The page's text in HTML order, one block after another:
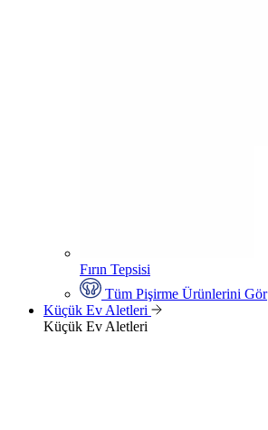
Fırın Tepsisi
Tüm Pişirme Ürünlerini Gör
Küçük Ev Aletleri
Küçük Ev Aletleri